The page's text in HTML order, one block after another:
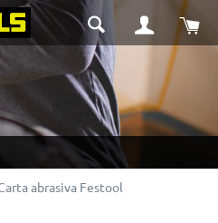
Il
abrasiva Festool